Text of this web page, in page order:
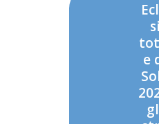
si
e